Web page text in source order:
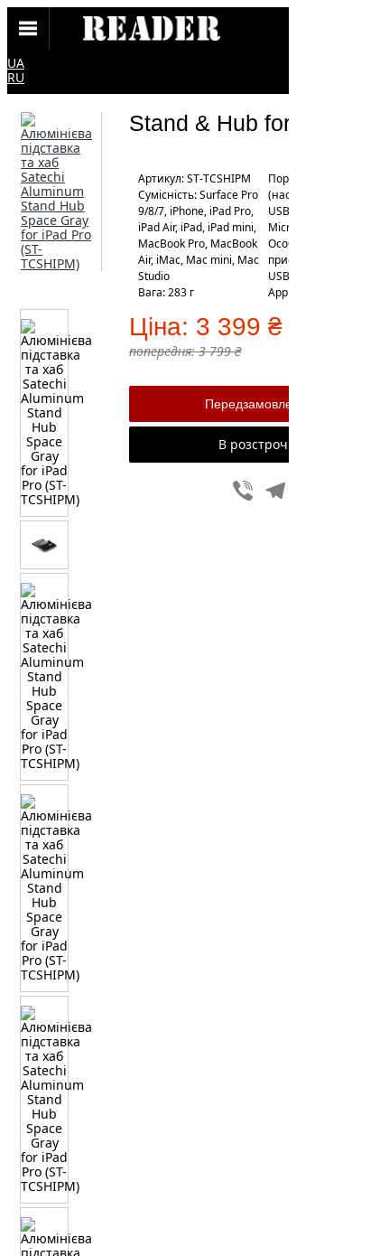
UA
RU
Stand & Hub for iPad Pro
Артикул: ST-TCSHIPM
Порты: HDMI, USB-C
(наскрізна зарядка),
USB-A, 3.5 mm, слот
Micro/SD card
Сумісність: Surface Pro
9/8/7, iPhone, iPad Pro,
iPad Air, iPad, iPad mini,
MacBook Pro, MacBook
Air, iMac, Mac mini, Mac
Studio
Особливості: зарядка
пристроїв до 60 Вт,
USB-A не підтримує
Apple SuperDrive
Вага: 283 г
Ціна: 3 399 ₴
попередня:3 799 ₴
В розстрочку
Viber